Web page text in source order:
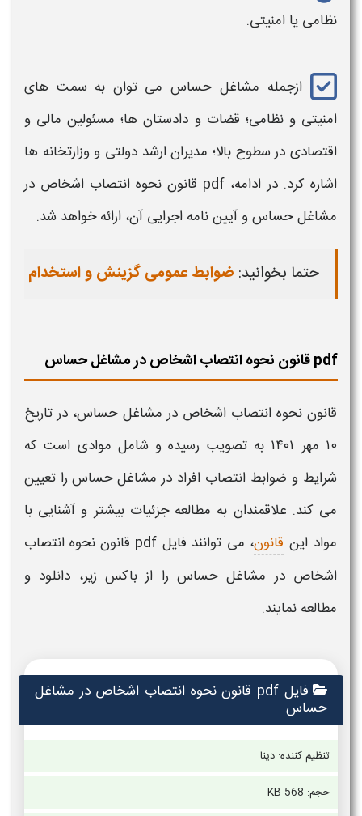
نظامی یا امنیتی.
ازجمله مشاغل حساس می توان به سمت های
امنیتی و نظامی؛ قضات و دادستان ها؛ مسئولین مالی و
اقتصادی در سطوح بالا؛ مدیران ارشد دولتی و وزارتخانه ها
اشاره کرد. در ادامه، pdf
قانون نحوه انتصاب اشخاص در
مشاغل حساس وآیین نامه اجرایی آن، ارائه خواهد شد.
حتما بخوانید: ضوابط عمومی گزینش و استخدام
pdf قانون نحوه انتصاب اشخاص در مشاغل حساس
قانون نحوه انتصاب اشخاص در مشاغل حساس، در تاریخ
۱۰ مهر ۱۴۰۱ به تصویب رسیده و شامل موادی است که
شرایط و ضوابط انتصاب افراد در مشاغل حساس را تعیین
می کند. علاقمندان به مطالعه جزئیات بیشتر و آشنایی با
مواد این قانون، می توانند فایل pdf
قانون نحوه انتصاب
اشخاص در مشاغل حساس را از باکس زیر، دانلود و
مطالعه نمایند.
فایل pdf قانون نحوه انتصاب اشخاص در مشاغل
حساس
تنظیم کننده: دینا
حجم: 568 KB